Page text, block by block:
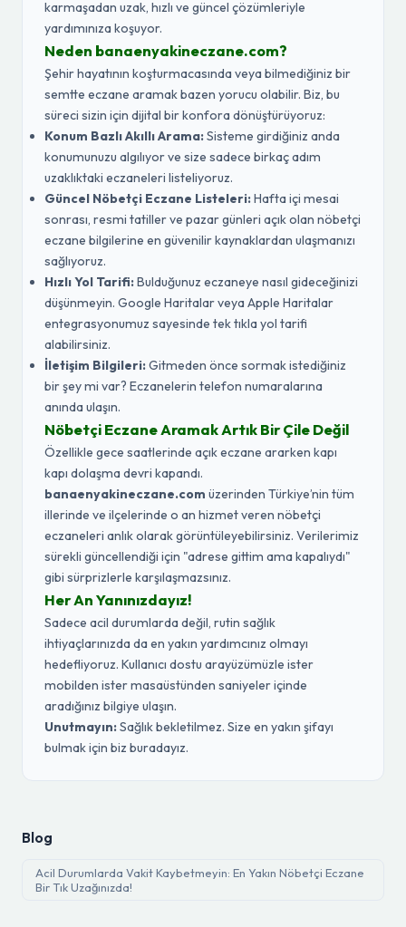
karmaşadan uzak, hızlı ve güncel çözümleriyle
yardımınıza koşuyor.
Neden banaenyakineczane.com?
Şehir hayatının koşturmacasında veya bilmediğiniz bir
semtte eczane aramak bazen yorucu olabilir. Biz, bu
süreci sizin için dijital bir konfora dönüştürüyoruz:
Konum Bazlı Akıllı Arama:Sisteme girdiğiniz anda
konumunuzu algılıyor ve size sadece birkaç adım
uzaklıktaki eczaneleri listeliyoruz.
Güncel Nöbetçi Eczane Listeleri:Hafta içi mesai
sonrası, resmi tatiller ve pazar günleri açık olan nöbetçi
eczane bilgilerine en güvenilir kaynaklardan ulaşmanızı
sağlıyoruz.
Hızlı Yol Tarifi:Bulduğunuz eczaneye nasıl gideceğinizi
düşünmeyin. Google Haritalar veya Apple Haritalar
entegrasyonumuz sayesinde tek tıkla yol tarifi
alabilirsiniz.
İletişim Bilgileri:Gitmeden önce sormak istediğiniz
bir şey mi var? Eczanelerin telefon numaralarına
anında ulaşın.
Nöbetçi Eczane Aramak Artık Bir Çile Değil
Özellikle gece saatlerinde açık eczane ararken kapı
kapı dolaşma devri kapandı.
banaenyakineczane.com üzerinden Türkiye’nin tüm
illerinde ve ilçelerinde o an hizmet veren nöbetçi
eczaneleri anlık olarak görüntüleyebilirsiniz. Verilerimiz
sürekli güncellendiği için "adrese gittim ama kapalıydı"
gibi sürprizlerle karşılaşmazsınız.
Her An Yanınızdayız!
Sadece acil durumlarda değil, rutin sağlık
ihtiyaçlarınızda da en yakın yardımcınız olmayı
hedefliyoruz. Kullanıcı dostu arayüzümüzle ister
mobilden ister masaüstünden saniyeler içinde
aradığınız bilgiye ulaşın.
Unutmayın:Sağlık bekletilmez. Size en yakın şifayı
bulmak için biz buradayız.
Blog
Acil Durumlarda Vakit Kaybetmeyin: En Yakın Nöbetçi Eczane
Bir Tık Uzağınızda!